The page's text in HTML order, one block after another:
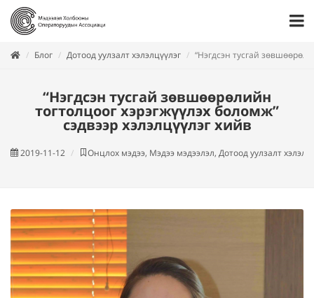
Блог Дотоод уулзалт хэлэлцүүлэг “Нэгдсэн тусгай
“Нэгдсэн тусгай зөвшөөрөлийн
тогтолцоог хэрэгжүүлэх боломж”
сэдвээр хэлэлцүүлэг хийв
2019-11-12 Онцлох мэдээ, Мэдээ мэдээлэл, Дотоод уулзалт